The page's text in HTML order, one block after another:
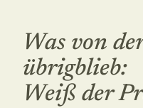
Was von
übrigblieb:
Weiß der